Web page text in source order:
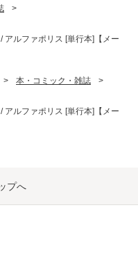
>
アルファポリス [単行本]【メー
> 本・コミック・雑誌
>
アルファポリス [単行本]【メー
プへ